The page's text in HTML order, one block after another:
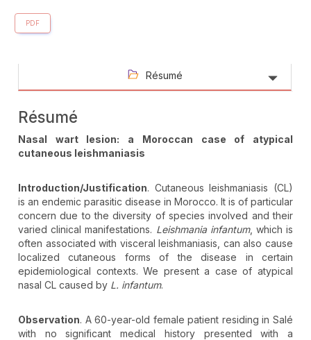
PDF
Résumé
Résumé
Nasal wart lesion: a Moroccan case of atypical
cutaneous leishmaniasis
Introduction/Justification. Cutaneous leishmaniasis (CL)
is an endemic parasitic disease in Morocco. It is of particular
concern due to the diversity of species involved and their
varied clinical manifestations. Leishmania infantum, which is
often associated with visceral leishmaniasis, can also cause
localized cutaneous forms of the disease in certain
epidemiological contexts. We present a case of atypical
nasal CL caused by L. infantum.
Observation. A 60-year-old female patient residing in Salé
with no significant medical history presented with a